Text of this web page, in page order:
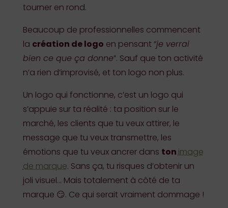
tourner en rond.
Beaucoup de professionnelles commencent
la création de logo en pensant “je verrai
bien ce que ça donne”. Sauf que ton activité
n’a rien d’improvisé, et ton logo non plus.
Un logo qui fonctionne, c’est un logo qui
s’appuie sur ta réalité : ta position sur le
marché, les clients que tu veux attirer, le
message que tu veux transmettre, les
émotions que tu veux ancrer dans tonimage
de marque. Sans ça, tu risques d’obtenir un
joli visuel… Mais totalement à côté de ta
marque 😏. Ce qui serait vraiment dommage !